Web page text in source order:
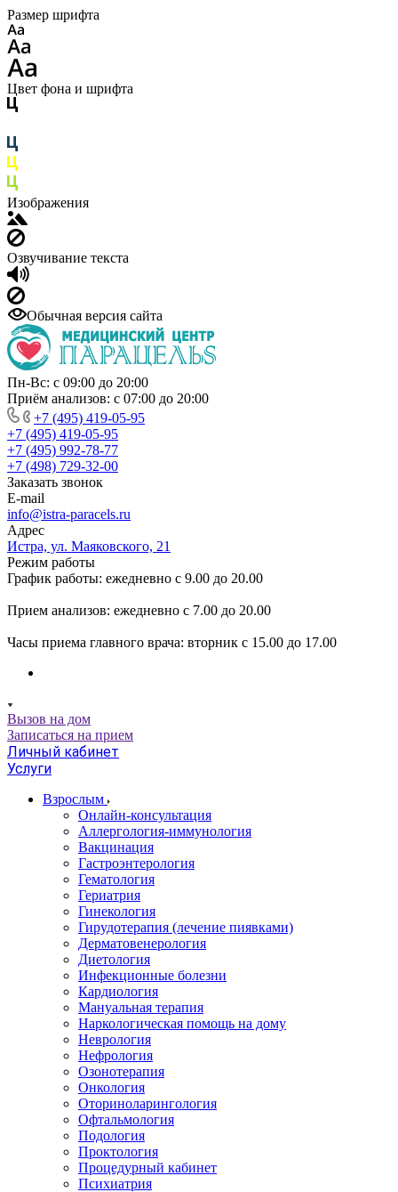
Размер шрифта
Цвет фона и шрифта
Изображения
Озвучивание текста
Обычная версия сайта
Пн-Вс: с 09:00 до 20:00
Приём анализов: с 07:00 до 20:00
+7 (495) 419-05-95
+7 (495) 419-05-95
+7 (495) 992-78-77
+7 (498) 729-32-00
Заказать звонок
E-mail
info@istra-paracels.ru
Адрес
Истра, ул. Маяковского, 21
Режим работы
График работы: ежедневно с 9.00 до 20.00
Прием анализов: ежедневно с 7.00 до 20.00
Часы приема главного врача: вторник с 15.00 до 17.00
Вызов на дом
Записаться на прием
Личный кабинет
Услуги
Взрослым
Онлайн-консультация
Аллергология-иммунология
Вакцинация
Гастроэнтерология
Гематология
Гериатрия
Гинекология
Гирудотерапия (лечение пиявками)
Дерматовенерология
Диетология
Инфекционные болезни
Кардиология
Мануальная терапия
Наркологическая помощь на дому
Неврология
Нефрология
Озонотерапия
Онкология
Оториноларингология
Офтальмология
Подология
Проктология
Процедурный кабинет
Психиатрия